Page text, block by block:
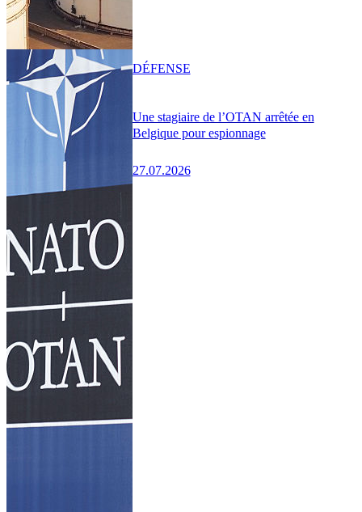
Une stagiaire de l’OTAN arrêtée en
Belgique pour espionnage
27.07.2026
DÉFENSE